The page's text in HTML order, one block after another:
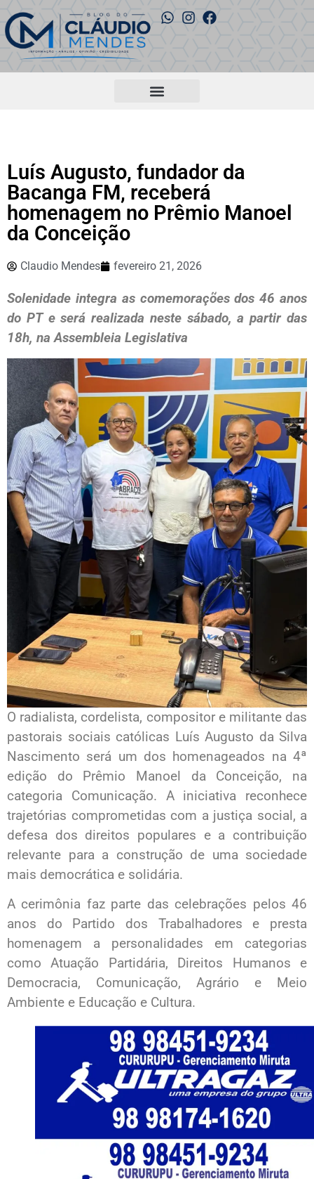
Luís Augusto, fundador da
Bacanga FM, receberá
homenagem no Prêmio Manoel
da Conceição
Claudio Mendes fevereiro 21, 2026
Solenidade integra as comemorações dos 46 anos
do PT e será realizada neste sábado, a partir das
18h, na Assembleia Legislativa
O radialista, cordelista, compositor e militante das
pastorais sociais católicas Luís Augusto da Silva
Nascimento será um dos homenageados na 4ª
edição do Prêmio Manoel da Conceição, na
categoria Comunicação. A iniciativa reconhece
trajetórias comprometidas com a justiça social, a
defesa dos direitos populares e a contribuição
relevante para a construção de uma sociedade
mais democrática e solidária.
A cerimônia faz parte das celebrações pelos 46
anos do Partido dos Trabalhadores e presta
homenagem a personalidades em categorias
como Atuação Partidária, Direitos Humanos e
Democracia, Comunicação, Agrário e Meio
Ambiente e Educação e Cultura.